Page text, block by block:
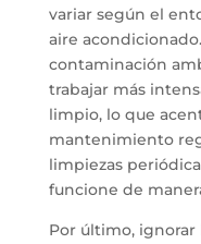
variar según el
aire
contaminación
trabajar más
limpio, lo que
mantenimiento
limpiezas
funcione de
Por último,